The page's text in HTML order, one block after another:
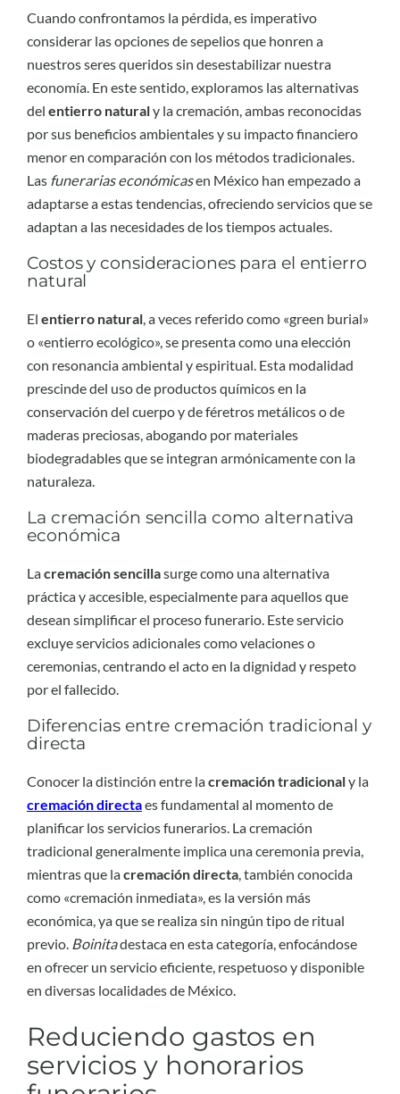
Cuando confrontamos la pérdida, es imperativo
considerar las opciones de sepelios que honren a
nuestros seres queridos sin desestabilizar nuestra
economía. En este sentido, exploramos las alternativas
del entierro naturaly la cremación, ambas reconocidas
por sus beneficios ambientales y su impacto financiero
menor en comparación con los métodos tradicionales.
Las funerarias económicasen México han empezado a
adaptarse a estas tendencias, ofreciendo servicios que se
adaptan a las necesidades de los tiempos actuales.
Costos y consideraciones para el entierro
natural
El entierro natural , a veces referido como «green burial»
o «entierro ecológico», se presenta como una elección
con resonancia ambiental y espiritual. Esta modalidad
prescinde del uso de productos químicos en la
conservación del cuerpo y de féretros metálicos o de
maderas preciosas, abogando por materiales
biodegradables que se integran armónicamente con la
naturaleza.
La cremación sencilla como alternativa
económica
Lacremación sencillasurge como una alternativa
práctica y accesible, especialmente para aquellos que
desean simplificar el proceso funerario. Este servicio
excluye servicios adicionales como velaciones o
ceremonias, centrando el acto en la dignidad y respeto
por el fallecido.
Diferencias entre cremación tradicional y
directa
Conocer la distinción entre lacremación tradicionaly la
cremación directaes fundamental al momento de
planificar los servicios funerarios. La cremación
tradicional generalmente implica una ceremonia previa,
mientras que lacremación directa , también conocida
como «cremación inmediata», es la versión más
económica, ya que se realiza sin ningún tipo de ritual
previo. Boinitadestaca en esta categoría, enfocándose
en ofrecer un servicio eficiente, respetuoso y disponible
en diversas localidades de México.
Reduciendo gastos en
servicios y honorarios